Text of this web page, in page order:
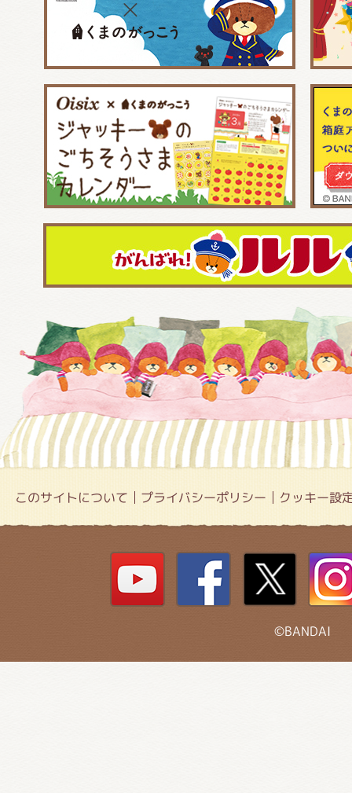
このサイトについて プライバシーポリシー クッキー設
©BANDAI